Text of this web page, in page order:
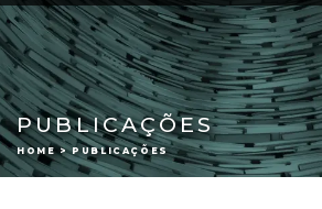
PUBLICAÇÕES
HOME > PUBLICAÇÕES